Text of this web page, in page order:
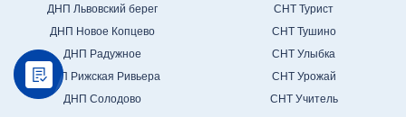
ДНП Львовский берег
ДНП Новое Копцево
ДНП Радужное
ДНП Рижская Ривьера
ДНП Солодово
СНТ Турист
СНТ Тушино
СНТ Улыбка
СНТ Урожай
СНТ Учитель